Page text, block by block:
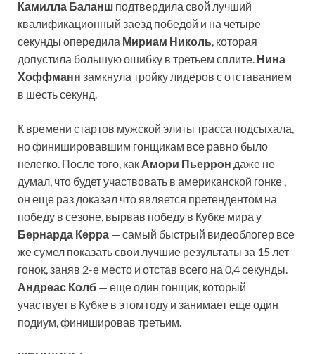
Камилла Баланш подтвердила свой лучший
квалификационный заезд победой и на четыре
секунды опередила Мириам Николь, которая
допустила большую ошибку в третьем сплите. Нина
Хоффманн замкнула тройку лидеров с отставанием
в шесть секунд.
К времени стартов мужской элиты трасса подсыхала,
но финишировавшим гонщикам все равно было
нелегко. После того, как Амори Пьеррон даже не
думал, что будет участвовать в американской гонке ,
он еще раз доказал что является претендентом на
победу в сезоне, вырвав победу в Кубке мира у
Бернарда Керра — самый быстрый видеоблогер все
же сумел показать свои лучшие результаты за 15 лет
гонок, заняв 2-е место и отстав всего на 0,4 секунды.
Андреас Колб — еще один гонщик, который
участвует в Кубке в этом году и занимает еще один
подиум, финишировав третьим.